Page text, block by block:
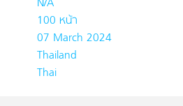
100 หน้า
07 March 2024
Thailand
Thai